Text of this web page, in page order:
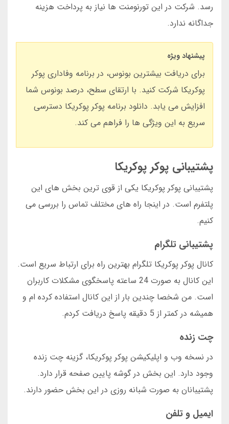
رسد. شرکت در این تورنومنت ها نیاز به پرداخت هزینه
جداگانه ندارد.
پیشنهاد ویژه
برای دریافت بیشترین بونوس، در برنامه وفاداری پوکر
پوکریکا شرکت کنید. با ارتقای سطح، درصد بونوس شما
افزایش می یابد. دانلود برنامه پوکر پوکریکا دسترسی
سریع به این ویژگی ها را فراهم می کند.
پشتیبانی پوکر پوکریکا
پشتیبانی پوکر پوکریکا یکی از قوی ترین بخش های این
پلتفرم است. در اینجا راه های مختلف تماس را بررسی می
کنیم.
پشتیبانی تلگرام
کانال پوکر پوکریکا تلگرام بهترین راه برای ارتباط سریع است.
این کانال به صورت 24 ساعته پاسخگوی مشکلات کاربران
است. من شخصا چندین بار از این کانال استفاده کرده ام و
همیشه در کمتر از 5 دقیقه پاسخ دریافت کردم.
چت زنده
در نسخه وب و اپلیکیشن پوکر پوکریکا، گزینه چت زنده
وجود دارد. این بخش در گوشه پایین صفحه قرار دارد.
پشتیبانان به صورت شبانه روزی در این بخش حضور دارند.
ایمیل و تلفن